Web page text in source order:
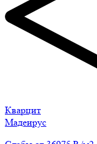
Кварцит
Мадеирус